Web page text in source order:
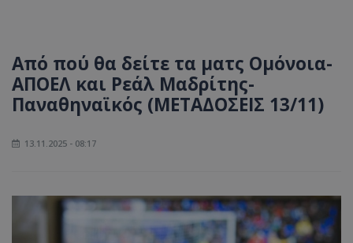
Από πού θα δείτε τα ματς Ομόνοια-
ΑΠΟΕΛ και Ρεάλ Μαδρίτης-
Παναθηναϊκός (ΜΕΤΑΔΟΣΕΙΣ 13/11)
13.11.2025 - 08:17